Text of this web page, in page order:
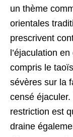
un thème
orientales
prescrivent
l’éjaculation
compris le
sévères sur la
censé éjaculer.
restriction est
draine